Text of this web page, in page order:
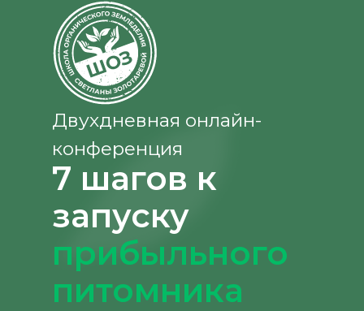
7 шагов к
запуску
прибыльного
питомника
Двухдневная онлайн-
конференция